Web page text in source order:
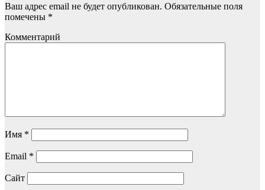
Ваш адрес email не будет опубликован. Обязательные поля
помечены *
Комментарий
Имя *
Email *
Сайт